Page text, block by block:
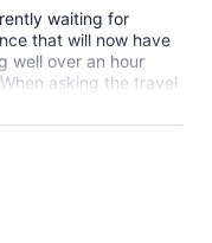
waiting for
that will now have
well over an hour
asking the travel
have since been
through a different
has been